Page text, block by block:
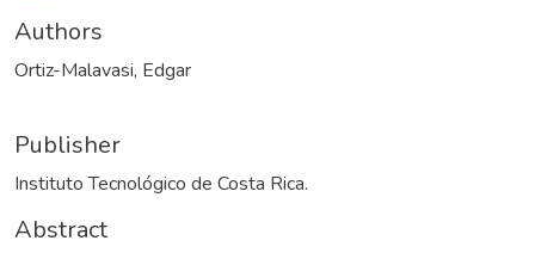
Authors
Ortiz-Malavasi, Edgar
Publisher
Instituto Tecnológico de Costa Rica.
Abstract